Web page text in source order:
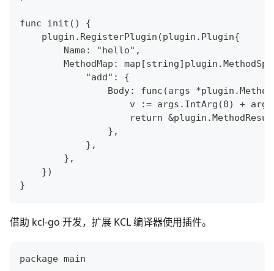
func init() {
    plugin.RegisterPlugin(plugin.Plugin{
        Name: "hello",
MethodMap:
            "add": {
Body: func(args
v := args.IntArg(0) +
return
                },
            },
        },
    })
}
借助 kcl-go 开发，扩展 KCL 编译器使用插件。
package main